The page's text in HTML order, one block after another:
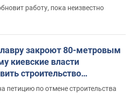
работу, пока неизвестно
закроют 80-метровым
киевские власти
строительство
верующего"
петицию по отмене строительства